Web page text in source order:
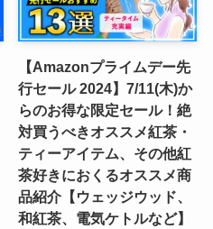
【Amazonプライムデー先
行セール 2024】7/11(木)か
らのお得な限定セール！絶
対買うべきオススメ紅茶・
ティーアイテム、その他紅
茶好きにおくるオススメ商
品紹介【ウェッジウッド、
和紅茶、電気ケトルなど】